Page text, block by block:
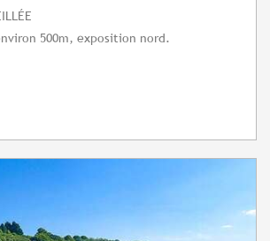
500m, exposition nord.